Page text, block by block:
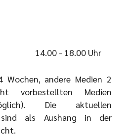
14.00 - 18.00 Uhr
Wochen, andere Medien 2
vorbestellten Medien
Die aktuellen
sind als Aushang in der